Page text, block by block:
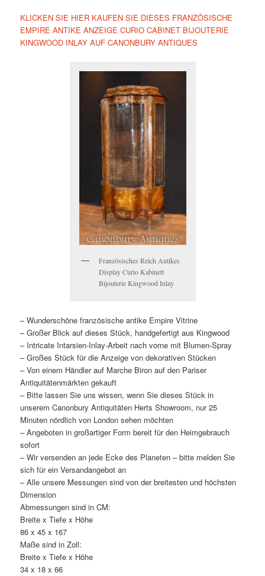
KLICKEN SIE HIER KAUFEN SIE DIESES FRANZÖSISCHE
EMPIRE ANTIKE ANZEIGE CURIO CABINET BIJOUTERIE
KINGWOOD INLAY AUF CANONBURY ANTIQUES
Französisches Reich Antikes
Display Curio Kabinett
Bijouterie Kingwood Inlay
– Wunderschöne französische antike Empire Vitrine
– Großer Blick auf dieses Stück, handgefertigt aus Kingwood
– Intricate Intarsien-Inlay-Arbeit nach vorne mit Blumen-Spray
– Großes Stück für die Anzeige von dekorativen Stücken
– Von einem Händler auf Marche Biron auf den Pariser
Antiquitätenmärkten gekauft
– Bitte lassen Sie uns wissen, wenn Sie dieses Stück in
unserem Canonbury Antiquitäten Herts Showroom, nur 25
Minuten nördlich von London sehen möchten
– Angeboten in großartiger Form bereit für den Heimgebrauch
sofort
– Wir versenden an jede Ecke des Planeten – bitte melden Sie
sich für ein Versandangebot an
– Alle unsere Messungen sind von der breitesten und höchsten
Dimension
Abmessungen sind in CM:
Breite x Tiefe x Höhe
86 x 45 x 167
Maße sind in Zoll:
Breite x Tiefe x Höhe
34 x 18 x 66